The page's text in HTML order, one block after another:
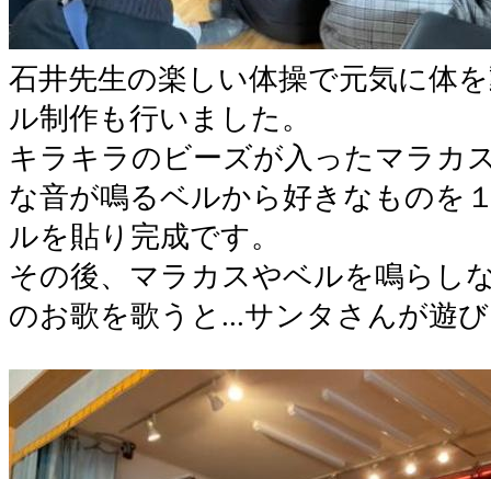
石井先生の楽しい体操で元気に体
ル制作も行いました。
キラキラのビーズが入ったマラカ
な音が鳴るベルから好きなものを
ルを貼り完成です。
その後、マラカスやベルを鳴らし
のお歌を歌うと...サンタさんが遊